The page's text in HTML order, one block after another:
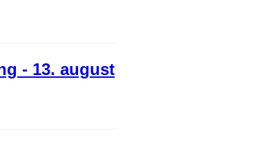
- 13. august